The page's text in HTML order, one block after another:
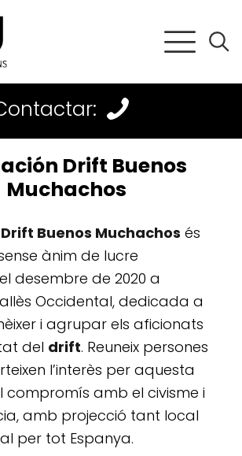
Drift Buenos
Muchachos
Buenos Muchachos és
ànim de lucre
desembre de 2020 a
Occidental, dedicada a
i agrupar els aficionats
del drift. Reuneix persones
l’interès per aquesta
compromís amb el civisme i
amb projecció tant local
per tot Espanya.